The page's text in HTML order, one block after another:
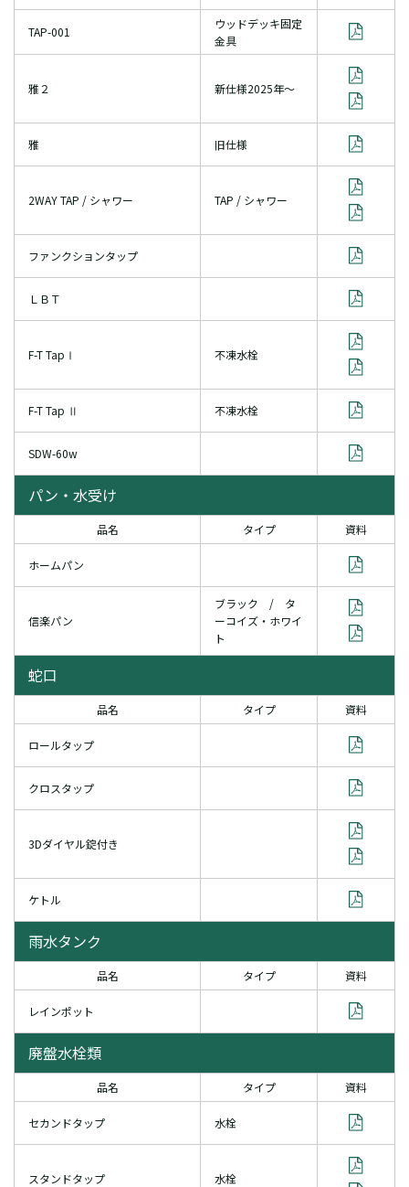
TAP-001
ウッドデッキ固定
金具
雅２ 新仕様2025年～
雅 旧仕様
2WAY TAP / シャワー TAP / シャワー
ファンクションタップ
ＬＢＴ
F-T TapⅠ 不凍水栓
F-T Tap Ⅱ 不凍水栓
SDW-60w
パン・水受け
品名 タイプ 資料
ホームパン
信楽パン
ブラック / タ
ーコイズ・ホワイ
ト
蛇口
品名 タイプ 資料
ロールタップ
クロスタップ
3Dダイヤル錠付き
ケトル
雨水タンク
品名 タイプ 資料
レインポット
廃盤水栓類
品名 タイプ 資料
セカンドタップ 水栓
スタンドタップ 水栓